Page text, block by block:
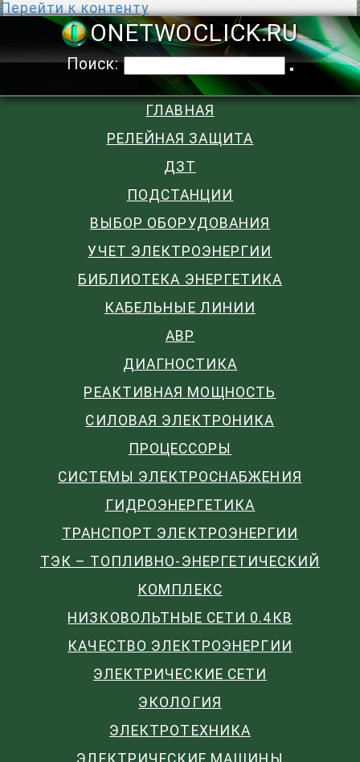
Перейти к контенту
Поиск:
ГЛАВНАЯ
РЕЛЕЙНАЯ ЗАЩИТА
ДЗТ
ПОДСТАНЦИИ
ВЫБОР ОБОРУДОВАНИЯ
УЧЕТ ЭЛЕКТРОЭНЕРГИИ
БИБЛИОТЕКА ЭНЕРГЕТИКА
КАБЕЛЬНЫЕ ЛИНИИ
АВР
ДИАГНОСТИКА
РЕАКТИВНАЯ МОЩНОСТЬ
СИЛОВАЯ ЭЛЕКТРОНИКА
ПРОЦЕССОРЫ
СИСТЕМЫ ЭЛЕКТРОСНАБЖЕНИЯ
ГИДРОЭНЕРГЕТИКА
ТРАНСПОРТ ЭЛЕКТРОЭНЕРГИИ
ТЭК – ТОПЛИВНО-ЭНЕРГЕТИЧЕСКИЙ
КОМПЛЕКС
НИЗКОВОЛЬТНЫЕ СЕТИ 0.4КВ
КАЧЕСТВО ЭЛЕКТРОЭНЕРГИИ
ЭЛЕКТРИЧЕСКИЕ СЕТИ
ЭКОЛОГИЯ
ЭЛЕКТРОТЕХНИКА
ЭЛЕКТРИЧЕСКИЕ МАШИНЫ